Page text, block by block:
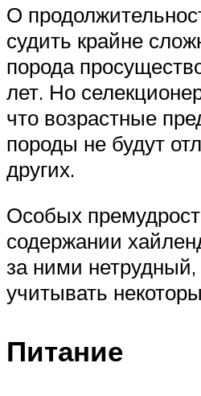
О
судить крайне
порода
лет. Но
что возрастные
породы не будут
других.
Особых
содержании
за ними
учитывать
Питание